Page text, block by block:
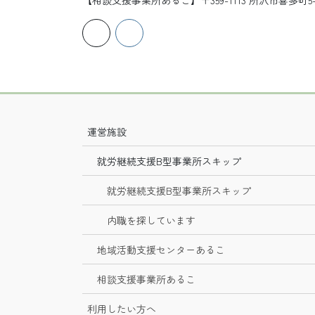
運営施設
就労継続支援B型事業所スキップ
就労継続支援B型事業所スキップ
内職を探しています
地域活動支援センターあるこ
相談支援事業所あるこ
利用したい方へ